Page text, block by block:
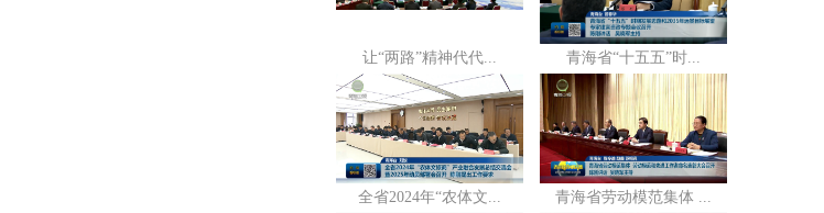
让“两路”精神代代...
全省2024年“农体文...
青海省“十五五”时...
青海省劳动模范集体 ...